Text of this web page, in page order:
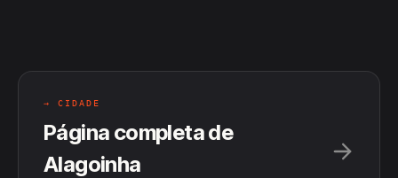
→ CIDADE
Página completa de
Alagoinha